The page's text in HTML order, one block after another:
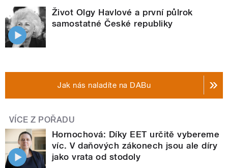
Život Olgy Havlové a první půlrok
samostatné České republiky
Jak nás naladíte na DABu
VÍCE Z POŘADU
Hornochová: Díky EET určitě vybereme
víc. V daňových zákonech jsou ale díry
jako vrata od stodoly